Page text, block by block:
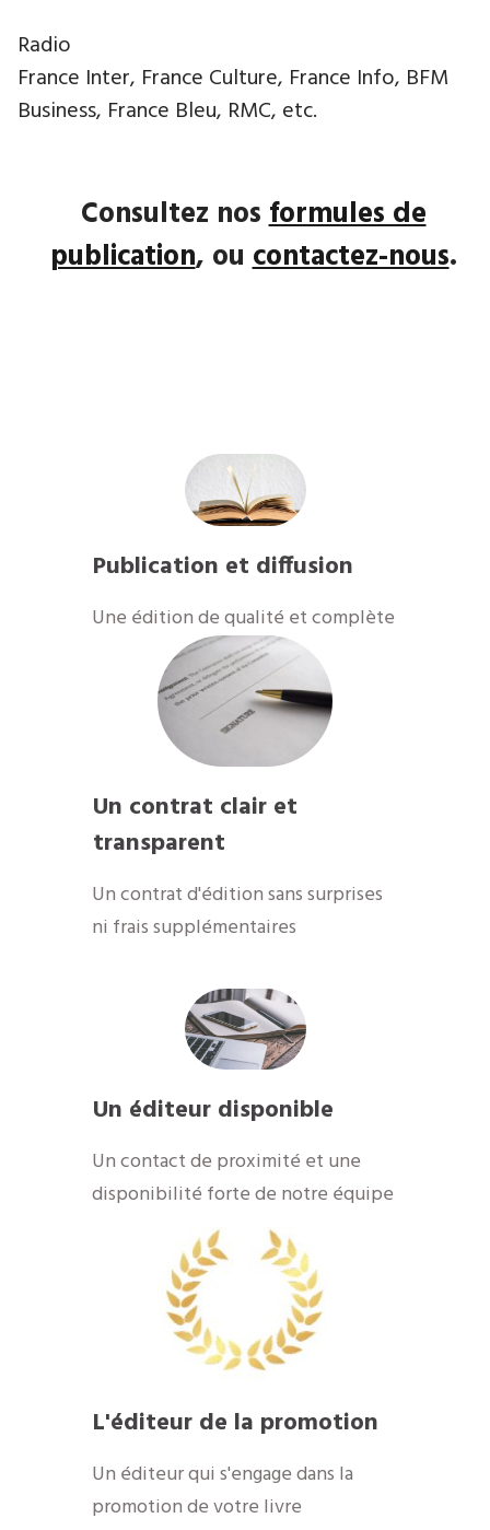
Radio
France Inter, France Culture, France Info, BFM
Business, France Bleu, RMC, etc.
Consultez nosformules de
publication, oucontactez-nous.
Publication et diffusion
​Une édition de qualité et complète
Un contrat clair et
transparent
Un contrat d'édition sans surprises
ni frais supplémentaires
Un éditeur disponible
​Un contact de proximité et une
disponibilité forte de notre équipe
​L'éditeur de la promotion
​Un éditeur qui s'engage dans la
promotion de votre livre